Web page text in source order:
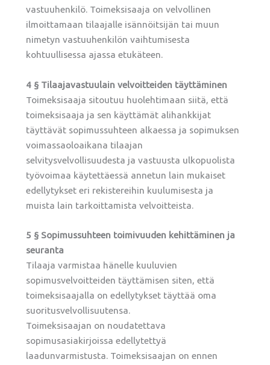
vastuuhenkilö. Toimeksisaaja on velvollinen
ilmoittamaan tilaajalle isännöitsijän tai muun
nimetyn vastuuhenkilön vaihtumisesta
kohtuullisessa ajassa etukäteen.
4 § Tilaajavastuulain velvoitteiden täyttäminen
Toimeksisaaja sitoutuu huolehtimaan siitä, että
toimeksisaaja ja sen käyttämät alihankkijat
täyttävät sopimussuhteen alkaessa ja sopimuksen
voimassaoloaikana tilaajan
selvitysvelvollisuudesta ja vastuusta ulkopuolista
työvoimaa käytettäessä annetun lain mukaiset
edellytykset eri rekistereihin kuulumisesta ja
muista lain tarkoittamista velvoitteista.
5 § Sopimussuhteen toimivuuden kehittäminen ja
seuranta
Tilaaja varmistaa hänelle kuuluvien
sopimusvelvoitteiden täyttämisen siten, että
toimeksisaajalla on edellytykset täyttää oma
suoritusvelvollisuutensa.
Toimeksisaajan on noudatettava
sopimusasiakirjoissa edellytettyä
laadunvarmistusta. Toimeksisaajan on ennen